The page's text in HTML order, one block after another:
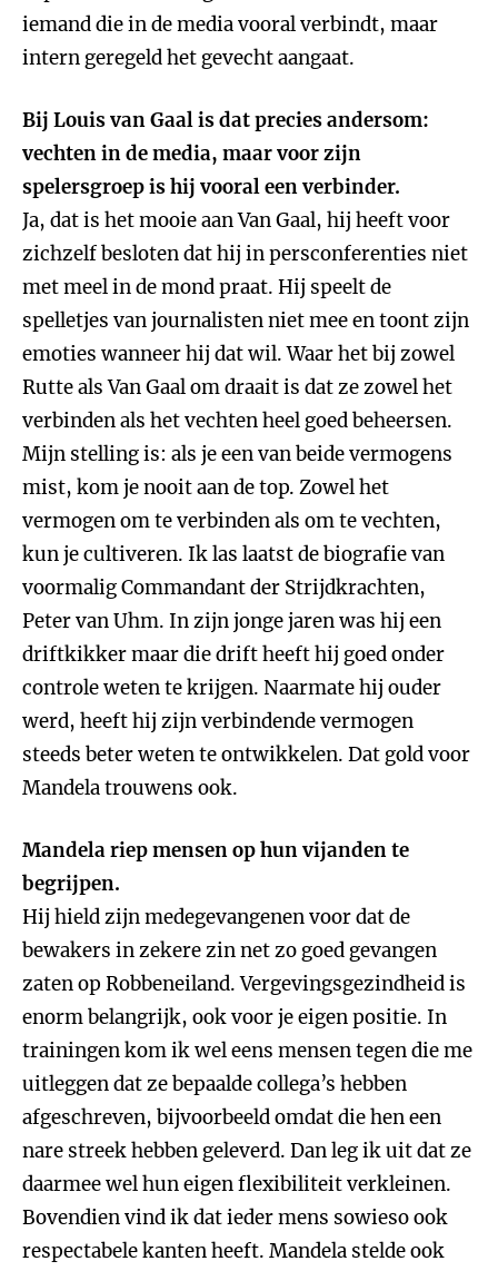
iemand die in de media vooral verbindt, maar
intern geregeld het gevecht aangaat.
Bij Louis van Gaal is dat precies andersom:
vechten in de media, maar voor zijn
spelersgroep is hij vooral een verbinder.
Ja, dat is het mooie aan Van Gaal, hij heeft voor
zichzelf besloten dat hij in persconferenties niet
met meel in de mond praat. Hij speelt de
spelletjes van journalisten niet mee en toont zijn
emoties wanneer hij dat wil. Waar het bij zowel
Rutte als Van Gaal om draait is dat ze zowel het
verbinden als het vechten heel goed beheersen.
Mijn stelling is: als je een van beide vermogens
mist, kom je nooit aan de top. Zowel het
vermogen om te verbinden als om te vechten,
kun je cultiveren. Ik las laatst de biografie van
voormalig Commandant der Strijdkrachten,
Peter van Uhm. In zijn jonge jaren was hij een
driftkikker maar die drift heeft hij goed onder
controle weten te krijgen. Naarmate hij ouder
werd, heeft hij zijn verbindende vermogen
steeds beter weten te ontwikkelen. Dat gold voor
Mandela trouwens ook.
Mandela riep mensen op hun vijanden te
begrijpen.
Hij hield zijn medegevangenen voor dat de
bewakers in zekere zin net zo goed gevangen
zaten op Robbeneiland. Vergevingsgezindheid is
enorm belangrijk, ook voor je eigen positie. In
trainingen kom ik wel eens mensen tegen die me
uitleggen dat ze bepaalde collega’s hebben
afgeschreven, bijvoorbeeld omdat die hen een
nare streek hebben geleverd. Dan leg ik uit dat ze
daarmee wel hun eigen flexibiliteit verkleinen.
Bovendien vind ik dat ieder mens sowieso ook
respectabele kanten heeft. Mandela stelde ook